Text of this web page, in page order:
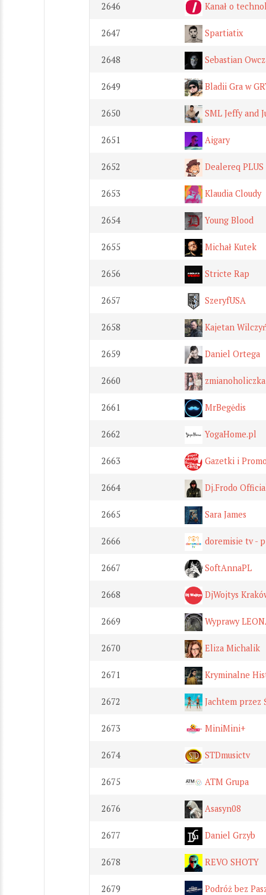
2646 Kanał o
2647 Spartiatix
2648 Sebastian
2649 Bladii Gra w
2650 SML Jeffy and
2651 Aigary
2652 Dealereq PLUS
2653 Klaudia Cloudy
2654 Young Blood
2655 Michał Kutek
2656 Stricte Rap
2657 SzeryfUSA
2658 Kajetan
2659 Daniel Ortega
2660 zmianoholiczka
2661 MrBegėdis
2662 YogaHome.pl
2663 Gazetki i
2664 Dj.Frodo
2665 Sara James
2666 doremisie tv -
2667 SoftAnnaPL
2668 DjWojtys
2669 Wyprawy
2670 Eliza Michalik
2671 Kryminalne
2672 Jachtem przez
2673 MiniMini+
2674 STDmusictv
2675 ATM Grupa
2676 Asasyn08
2677 Daniel Grzyb
2678 REVO SHOTY
2679 Podróż bez